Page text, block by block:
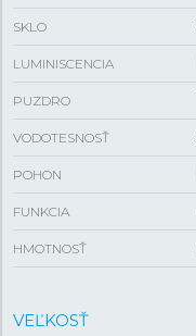
SKLO
LUMINISCENCIA
PUZDRO
VODOTESNOSŤ
POHON
FUNKCIA
HMOTNOSŤ
VEĽKOSŤ